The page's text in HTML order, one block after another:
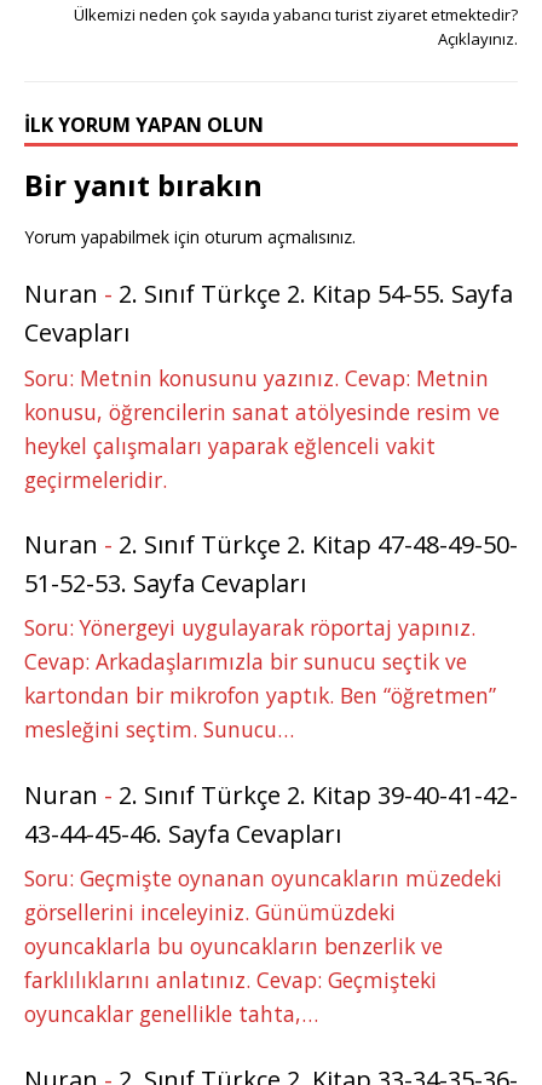
r st o
k
n p g
Ülkemizi neden çok sayıda yabancı turist ziyaret etmektedir?
Açıklayınız.
İLK YORUM YAPAN OLUN
Bir yanıt bırakın
Yorum yapabilmek için oturum açmalısınız.
Nuran - 2. Sınıf Türkçe 2. Kitap 54-55. Sayfa
Cevapları
Soru: Metnin konusunu yazınız. Cevap: Metnin
konusu, öğrencilerin sanat atölyesinde resim ve
heykel çalışmaları yaparak eğlenceli vakit
geçirmeleridir.
Nuran - 2. Sınıf Türkçe 2. Kitap 47-48-49-50-
51-52-53. Sayfa Cevapları
Soru: Yönergeyi uygulayarak röportaj yapınız.
Cevap: Arkadaşlarımızla bir sunucu seçtik ve
kartondan bir mikrofon yaptık. Ben “öğretmen”
mesleğini seçtim. Sunucu…
Nuran - 2. Sınıf Türkçe 2. Kitap 39-40-41-42-
43-44-45-46. Sayfa Cevapları
Soru: Geçmişte oynanan oyuncakların müzedeki
görsellerini inceleyiniz. Günümüzdeki
oyuncaklarla bu oyuncakların benzerlik ve
farklılıklarını anlatınız. Cevap: Geçmişteki
oyuncaklar genellikle tahta,…